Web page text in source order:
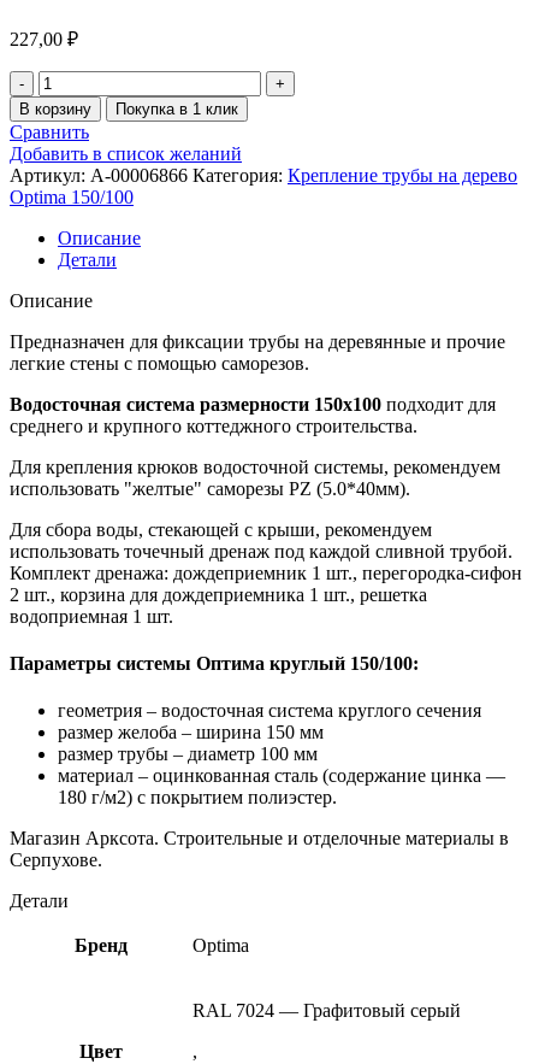
227,00 ₽
В корзину Покупка в 1 клик
Сравнить
Добавить в список желаний
Артикул: A-00006866 Категория: Крепление трубы на дерево
Optima 150/100
Описание
Детали
Описание
Предназначен для фиксации трубы на деревянные и прочие
легкие стены с помощью саморезов.
Водосточная система размерности 150х100 подходит для
среднего и крупного коттеджного строительства.
Для крепления крюков водосточной системы, рекомендуем
использовать "желтые" саморезы PZ (5.0*40мм).
Для сбора воды, стекающей с крыши, рекомендуем
использовать точечный дренаж под каждой сливной трубой.
Комплект дренажа: дождеприемник 1 шт., перегородка-сифон
2 шт., корзина для дождеприемника 1 шт., решетка
водоприемная 1 шт.
Параметры системы Оптима круглый 150/100:
геометрия – водосточная система круглого сечения
размер желоба – ширина 150 мм
размер трубы – диаметр 100 мм
материал – оцинкованная сталь (содержание цинка —
180 г/м2) с покрытием полиэстер.
Магазин Арксота. Строительные и отделочные материалы в
Серпухове.
Детали
Бренд Optima
Цвет
RAL 7024 — Графитовый серый
,